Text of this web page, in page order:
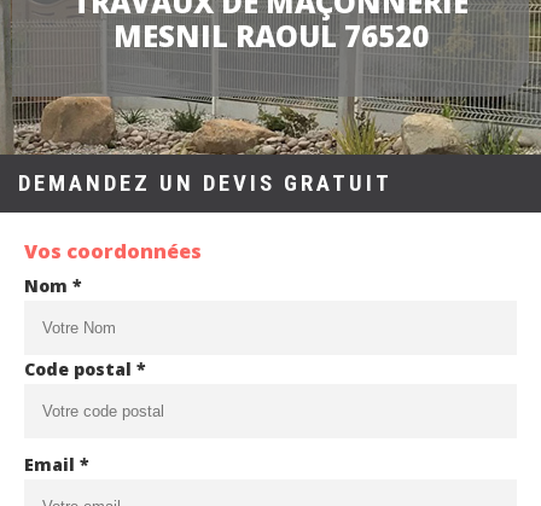
MESNIL RAOUL 76520
DEMANDEZ UN DEVIS GRATUIT
Vos coordonnées
Nom *
Code postal *
Email *